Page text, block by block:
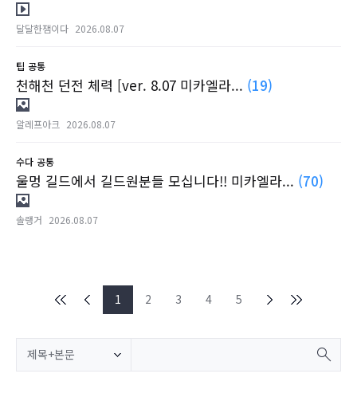
달달한잼이다 2026.08.07
팁 공통
천해천 던전 체력 [ver. 8.07 미카엘라... (19)
알레프아크 2026.08.07
수다 공통
울멍 길드에서 길드원분들 모십니다!! 미카엘라... (70)
솔랭거 2026.08.07
1 2 3 4 5
제목+본문